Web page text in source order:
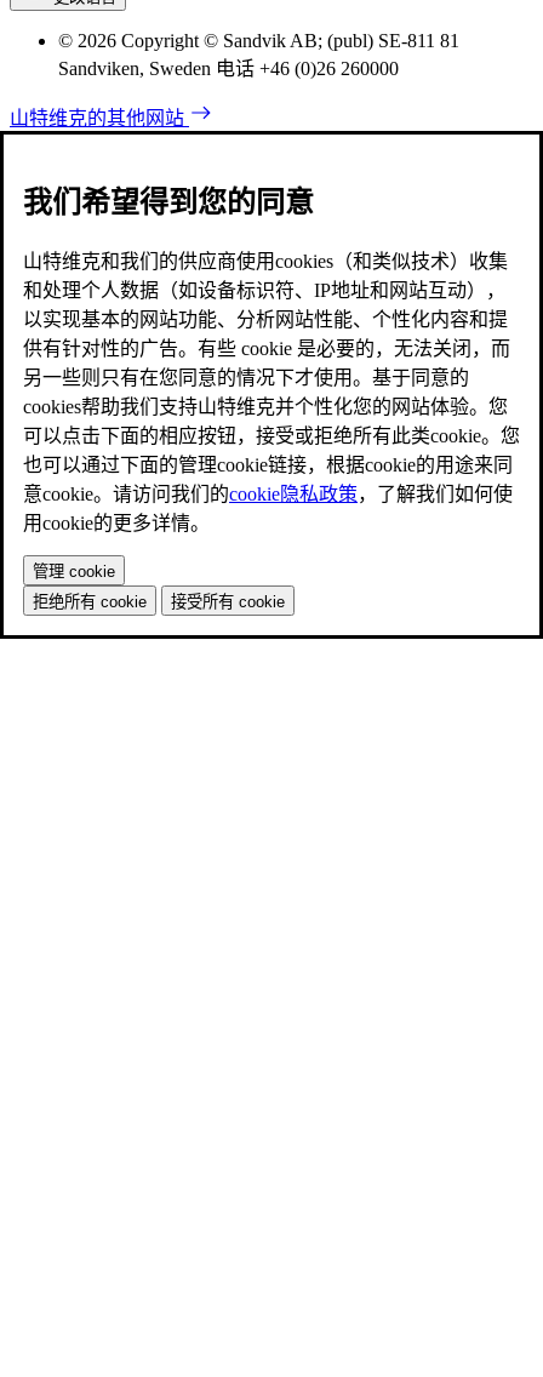
© 2026 Copyright © Sandvik AB; (publ) SE-811 81
Sandviken, Sweden 电话 +46 (0)26 260000
山特维克的其他网站
我们希望得到您的同意
山特维克和我们的供应商使用cookies（和类似技术）收集
和处理个人数据（如设备标识符、IP地址和网站互动），
以实现基本的网站功能、分析网站性能、个性化内容和提
供有针对性的广告。有些 cookie 是必要的，无法关闭，而
另一些则只有在您同意的情况下才使用。基于同意的
cookies帮助我们支持山特维克并个性化您的网站体验。您
可以点击下面的相应按钮，接受或拒绝所有此类cookie。您
也可以通过下面的管理cookie链接，根据cookie的用途来同
意cookie。请访问我们的cookie隐私政策，了解我们如何使
用cookie的更多详情。
管理 cookie
拒绝所有 cookie
接受所有 cookie